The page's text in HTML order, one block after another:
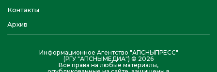
Контакты
Архив
Информационное Агентство "АПСНЫПРЕСС"
(РГУ "АПСНЫМЕДИА") © 2026
Все права на любые материалы,